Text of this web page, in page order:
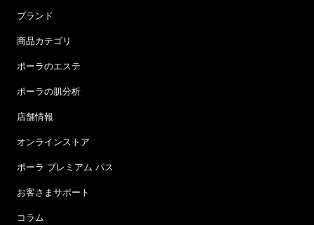
ブランド
商品カテゴリ
ポーラのエステ
ポーラの肌分析
店舗情報
オンラインストア
ポーラ プレミアム パス
お客さまサポート
コラム